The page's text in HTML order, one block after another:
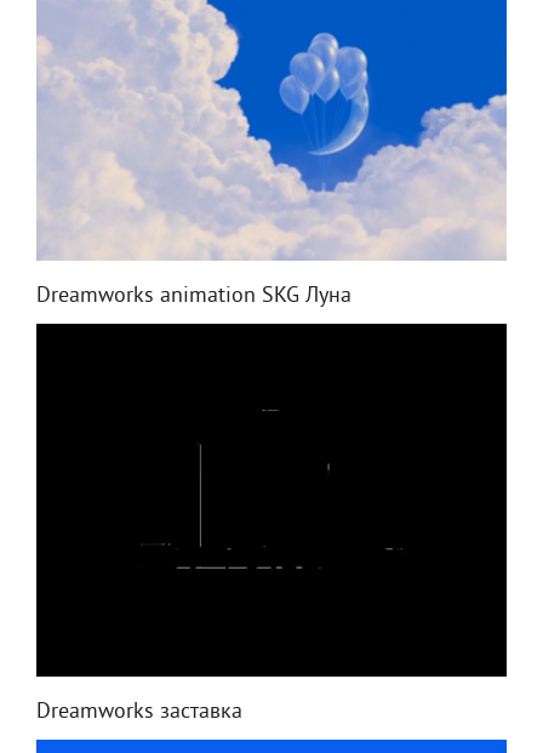
Dreamworks animation SKG Луна
Dreamworks заставка